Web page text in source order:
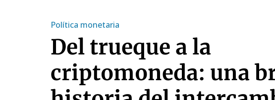
Política monetaria
Del trueque a la
criptomoneda: una